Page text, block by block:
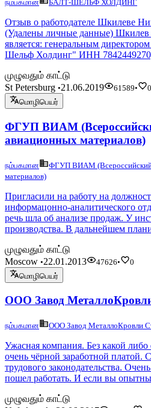
நம்பகமான БАЛТ-ШЕЛЬФ ХОЛДИНГ
Отзыв о работодателе Шкилеве
(Удалены личные данные)
является: генеральным
Шельф Холдинг" ИНН
முழுவதும் காட்டு
St Petersburg •21.06.2019 61589•
0
மொழிபெயர்
ФГУП ВИАМ
авиационных материалов)
நம்பகமான
ФГУП ВИАМ (Всероссийский
материалов)
Пригласили на работу на
информацонно-аналитического
речь шла об анализе продаж. У
производства. В дальнейшем
முழுவதும் காட்டு
Moscow •22.01.2013 47626•
0
மொழிபெயர்
ООО Завод
நம்பகமான ООО Завод МеталлоКровли
Ужасная компания. Без какой
очень чёрной заработной
трудового законодательства.
пошел работать. И если вы
முழுவதும் காட்டு